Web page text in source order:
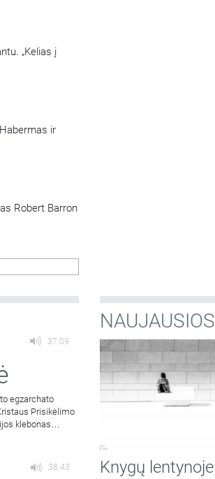
„Kelias į
ir
Robert Barron
37:09
egzarchato
Prisikėlimo
klebonas
38:43
NAUJAUSIOS
Knygų lentynoje